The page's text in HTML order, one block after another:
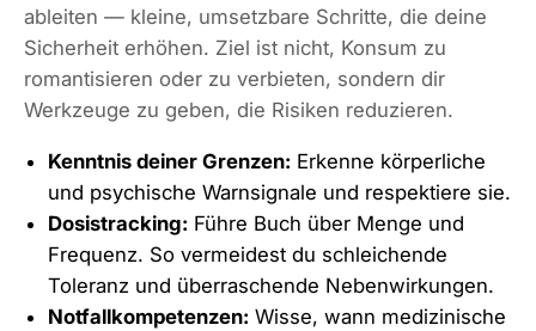
ableiten — kleine, umsetzbare Schritte, die deine
Sicherheit erhöhen. Ziel ist nicht, Konsum zu
romantisieren oder zu verbieten, sondern dir
Werkzeuge zu geben, die Risiken reduzieren.
Kenntnis deiner Grenzen: Erkenne körperliche
und psychische Warnsignale und respektiere sie.
Dosistracking: Führe Buch über Menge und
Frequenz. So vermeidest du schleichende
Toleranz und überraschende Nebenwirkungen.
Notfallkompetenzen: Wisse, wann medizinische